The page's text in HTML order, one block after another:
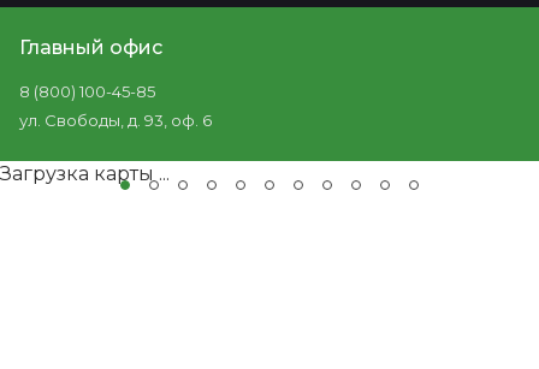
Главный офис
8 (800) 100-45-85
ул. Свободы, д. 93, оф. 6
Загрузка карты ...